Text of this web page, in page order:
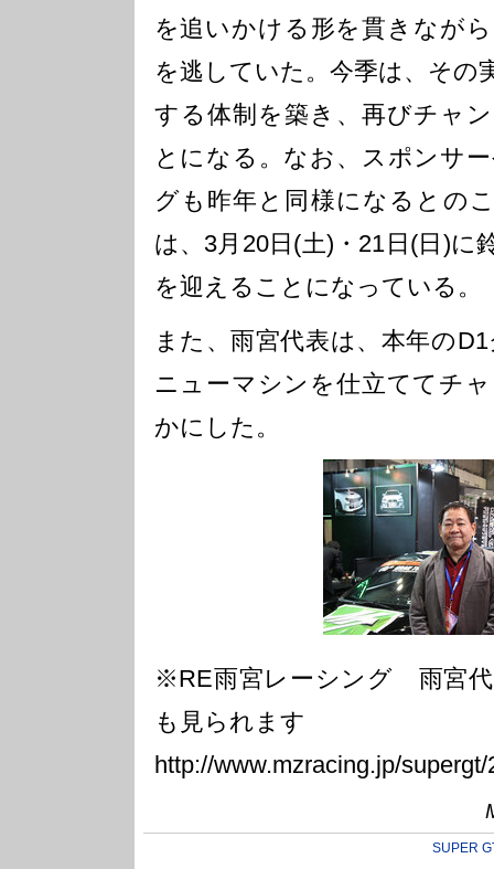
を追いかける形を貫きなが
を逃していた。今季は、その
する体制を築き、再びチャ
とになる。なお、スポンサ
グも昨年と同様になるとの
は、3月20日(土)・21日(日)に
を迎えることになっている。
また、雨宮代表は、本年の
ニューマシンを仕立ててチ
かにした。
※RE雨宮レーシング 雨宮
も見られます
http://www.mzracing.jp/
SUPER